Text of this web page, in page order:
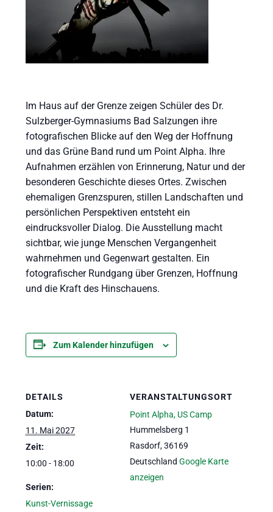
Im Haus auf der Grenze zeigen Schüler des Dr.
Sulzberger-Gymnasiums Bad Salzungen ihre
fotografischen Blicke auf den Weg der Hoffnung
und das Grüne Band rund um Point Alpha. Ihre
Aufnahmen erzählen von Erinnerung, Natur und der
besonderen Geschichte dieses Ortes. Zwischen
ehemaligen Grenzspuren, stillen Landschaften und
persönlichen Perspektiven entsteht ein
eindrucksvoller Dialog. Die Ausstellung macht
sichtbar, wie junge Menschen Vergangenheit
wahrnehmen und Gegenwart gestalten. Ein
fotografischer Rundgang über Grenzen, Hoffnung
und die Kraft des Hinschauens.
Zum Kalender hinzufügen
DETAILS
Datum:
11. Mai 2027
Zeit:
10:00 - 18:00
Serien:
Kunst-Vernissage
VERANSTALTUNGSORT
Point Alpha, US Camp
Hummelsberg 1
Rasdorf, 36169
Deutschland Google Karte
anzeigen